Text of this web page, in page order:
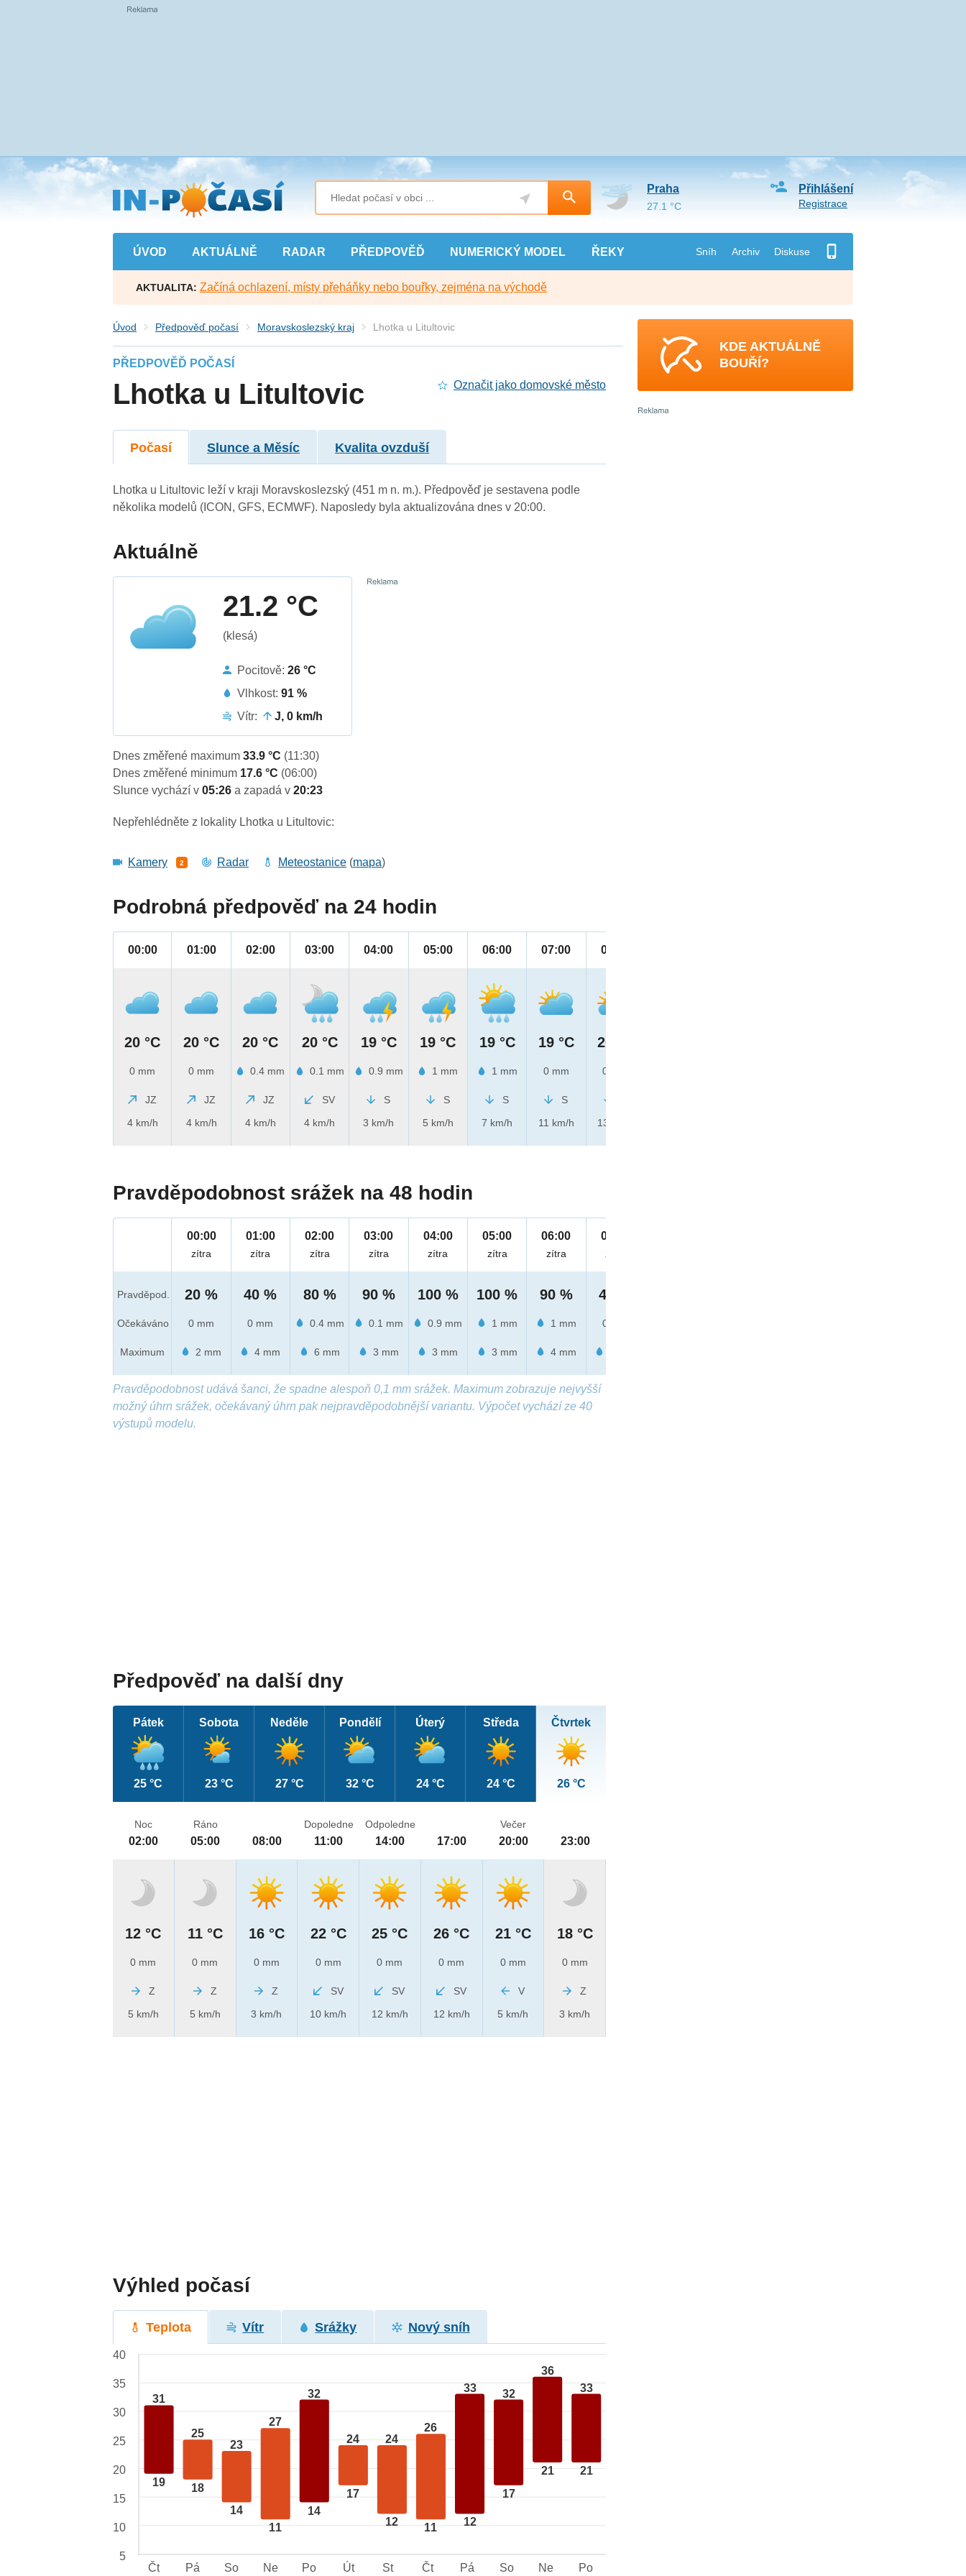
Přejít
na
hlavní
obsah
ÚVOD AKTUÁLNĚ RADAR PŘEDPOVĚĎ NUMERICKÝ MODEL ŘEKY Sníh Archiv Diskuse
Přihlášení
Registrace
Praha
27.1 °C
AKTUALITA: Začíná ochlazení, místy přeháňky nebo bouřky, zejména na východě
Úvod Předpověď počasí Moravskoslezský kraj Lhotka u Litultovic
PŘEDPOVĚĎ POČASÍ
Lhotka u Litultovic Označit jako domovské město
Počasí Slunce a Měsíc Kvalita ovzduší
Lhotka u Litultovic leží v kraji Moravskoslezský (451 m n. m.). Předpověď je sestavena podle
několika modelů (ICON, GFS, ECMWF). Naposledy byla aktualizována dnes v 20:00.
Aktuálně
21.2 °C
(klesá)
Pocitově:26 °C
Vlhkost:91 %
Vítr:
J, 0 km/h
Dnes změřené maximum33.9 °C (11:30)
Dnes změřené minimum 17.6 °C (06:00)
Slunce vychází v05:26a zapadá v20:23
Nepřehlédněte z lokality Lhotka u Litultovic:
Kamery 2 Radar Meteostanice (mapa)
Podrobná předpověď na 24 hodin
00:00
20 °C
0 mm
JZ
4 km/h
01:00
20 °C
0 mm
JZ
4 km/h
02:00
20 °C
0.4 mm
JZ
4 km/h
03:00
20 °C
0.1 mm
SV
4 km/h
04:00
19 °C
0.9 mm
S
3 km/h
05:00
19 °C
1 mm
S
5 km/h
06:00
19 °C
1 mm
S
7 km/h
07:00
19 °C
0 mm
S
11 km/h
08:00
20 °C
0 mm
13 km/h
Pravděpodobnost srážek na 48 hodin
Pravděpod.
Očekáváno
Maximum
00:00
zítra
20 %
0 mm
2 mm
01:00
zítra
40 %
0 mm
4 mm
02:00
zítra
80 %
0.4 mm
6 mm
03:00
zítra
90 %
0.1 mm
3 mm
04:00
zítra
100 %
0.9 mm
3 mm
05:00
zítra
100 %
1 mm
3 mm
06:00
zítra
90 %
1 mm
4 mm
07:00
zítra
40 %
0 mm
Pravděpodobnost udává šanci, že spadne alespoň 0,1 mm srážek. Maximum zobrazuje nejvyšší
možný úhrn srážek, očekávaný úhrn pak nejpravděpodobnější variantu. Výpočet vychází ze 40
výstupů modelu.
Předpověď na další dny
Pátek
25 °C
Sobota
23 °C
Neděle
27 °C
Pondělí
32 °C
Úterý
24 °C
Středa
24 °C
Čtvrtek
26 °C
Noc
02:00
12 °C
0 mm
Z
5 km/h
Ráno
05:00
11 °C
0 mm
Z
5 km/h
08:00
16 °C
0 mm
Z
3 km/h
Dopoledne
11:00
22 °C
0 mm
SV
10 km/h
Odpoledne
14:00
25 °C
0 mm
SV
12 km/h
17:00
26 °C
0 mm
SV
12 km/h
Večer
20:00
21 °C
0 mm
V
5 km/h
23:00
18 °C
0 mm
Z
3 km/h
Výhled počasí
Teplota Vítr Srážky Nový sníh
31
19
25
18
23
14
27
11
32
14
24
17
24
12
26
11
33
12
32
17
36
21
33
21
40
35
30
25
20
15
10
5
Čt
Pá So Ne Po Út St Čt Pá So Ne Po
KDE AKTUÁLNĚ
BOUŘÍ?